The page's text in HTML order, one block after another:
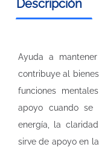
Descripción
Ayuda a
contribuye al
funciones
apoyo cuando se
energía, la
sirve de apoyo en